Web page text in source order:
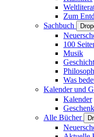
Zum
Sachbuch
100
Musik
Was
Kalender und
Kalender
Alle Bücher